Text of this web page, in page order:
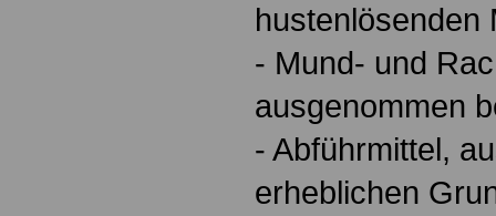
hustenlösenden
- Mund- und
ausgenommen
- Abführmittel,
erheblichen